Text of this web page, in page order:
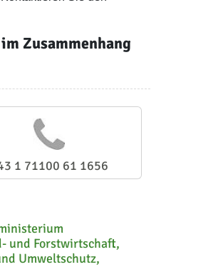
Zusammenhang
1 71100 61 1656
und Forstwirtschaft,
Umweltschutz,